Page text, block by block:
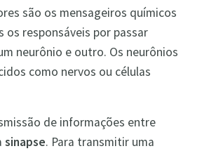
são os mensageiros químicos
os responsáveis por passar
neurônio e outro. Os neurônios
como nervos ou células
de informações entre
sinapse. Para transmitir uma